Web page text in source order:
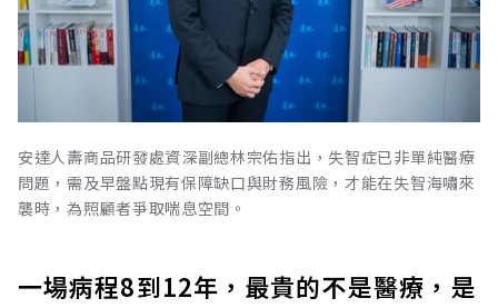
安達人壽商品研發處資深副總林宗佑指出，失智症已非單純醫療
問題，需及早盤點現有保障缺口與財務風險，才能在失智海嘯來
襲時，為照顧者爭取喘息空間。
一場病程8到12年，最貴的不是醫療，是